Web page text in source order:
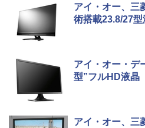
アイ・オー、三
術搭載23.8/27型
アイ・オー・デ
型”フルHD液晶
アイ・オー、三